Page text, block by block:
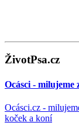
ŽivotPsa.cz
Ocásci - milujeme
Ocásci.cz -
koček a koní